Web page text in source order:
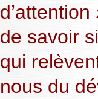
de savoir
qui
nous du